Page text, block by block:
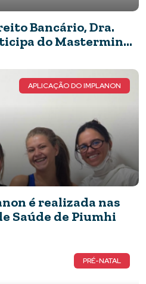
Bancário, Dra.
do Mastermind
Marketing e
APLICAÇÃO DO IMPLANON
é realizada nas
Saúde de Piumhi
PRÉ-NATAL